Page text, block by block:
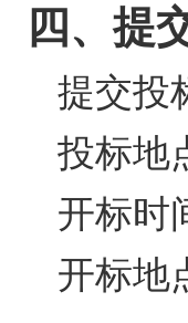
四、提
提交投
投标地
开标时
开标地